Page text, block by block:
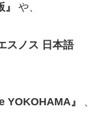
や、
スノス 日本語
YOKOHAMA』
、